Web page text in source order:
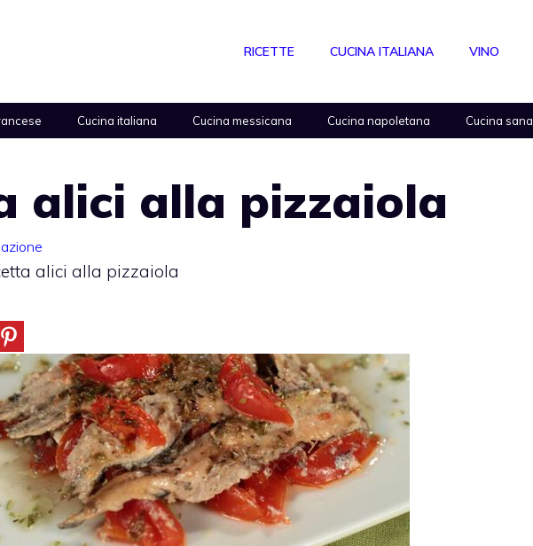
RICETTE CUCINA ITALIANA VINO
Cucina italiana Cucina messicana Cucina napoletana Cucina sana
alici alla pizzaiola
alici alla pizzaiola